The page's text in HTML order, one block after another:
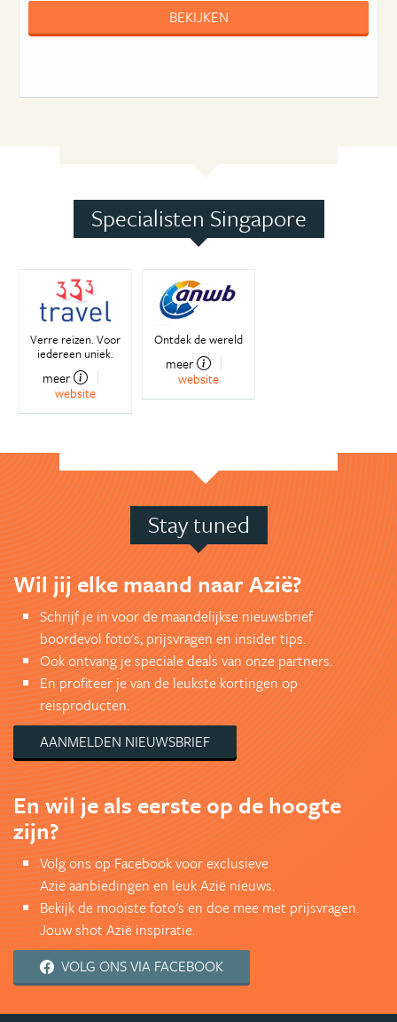
BEKIJKEN
Specialisten Singapore
Verre reizen. Voor
iedereen uniek.
meer
website
Ontdek de wereld
meer
website
Stay tuned
Wil jij elke maand naar Azië?
Schrijf je in voor de maandelijkse nieuwsbrief
boordevol foto's, prijsvragen en insider tips.
Ook ontvang je speciale deals van onze partners.
En profiteer je van de leukste kortingen op
reisproducten.
AANMELDEN NIEUWSBRIEF
En wil je als eerste op de hoogte
zijn?
Volg ons op Facebook voor exclusieve
Azië aanbiedingen en leuk Azië nieuws.
Bekijk de mooiste foto's en doe mee met prijsvragen.
Jouw shot Azië inspiratie.
VOLG ONS VIA FACEBOOK